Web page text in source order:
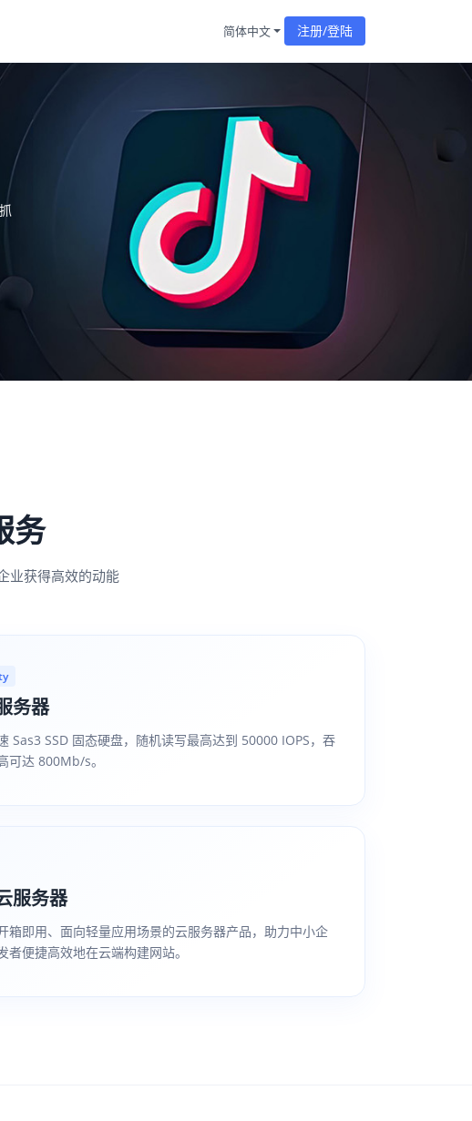
简体中文 注册/登陆
务
业获得高效的动能
务器
Sas3 SSD 固态硬盘，随机读写最高达到 50000 IOPS，吞
可达 800Mb/s。
服务器
箱即用、面向轻量应用场景的云服务器产品，助力中小企
者便捷高效地在云端构建网站。